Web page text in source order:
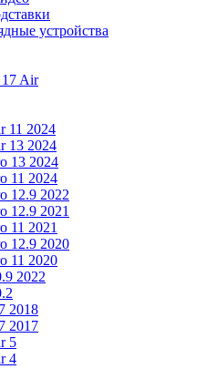
устройства
Air
11 2024
13 2024
13 2024
11 2024
12.9 2022
12.9 2021
11 2021
12.9 2020
11 2020
2022
2018
2017
5
4